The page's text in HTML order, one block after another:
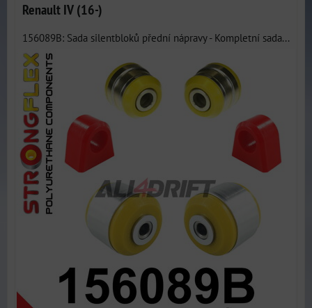
Renault IV (16-)
156089B: Sada silentbloků přední nápravy - Kompletní sada...